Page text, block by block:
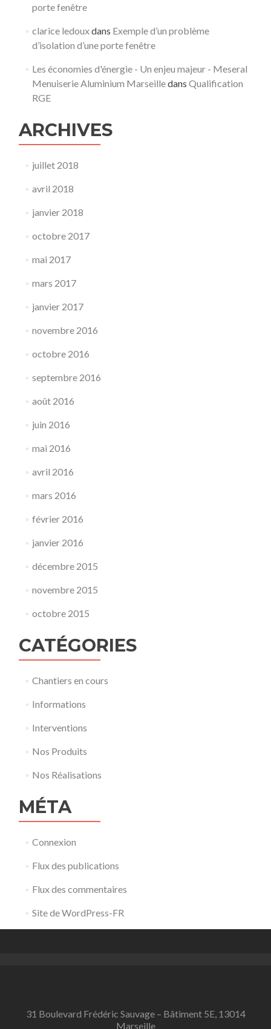
porte fenêtre
clarice ledouxdans Exemple d’un problème
d’isolation d’une porte fenêtre
Les économies d'énergie - Un enjeu majeur - Meseral
Menuiserie Aluminium Marseilledans Qualification
RGE
ARCHIVES
juillet 2018
avril 2018
janvier 2018
octobre 2017
mai 2017
mars 2017
janvier 2017
novembre 2016
octobre 2016
septembre 2016
août 2016
juin 2016
mai 2016
avril 2016
mars 2016
février 2016
janvier 2016
décembre 2015
novembre 2015
octobre 2015
CATÉGORIES
Chantiers en cours
Informations
Interventions
Nos Produits
Nos Réalisations
MÉTA
Connexion
Flux des publications
Flux des commentaires
Site de WordPress-FR
31 Boulevard Frédéric Sauvage – Bâtiment 5E, 13014
Marseille